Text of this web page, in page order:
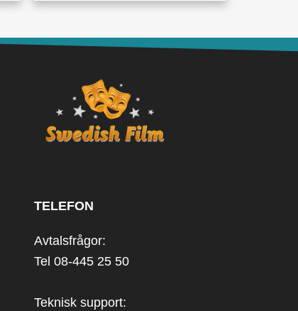
TELEFON
Avtalsfrågor:
Tel 08-445 25 50
Teknisk support: